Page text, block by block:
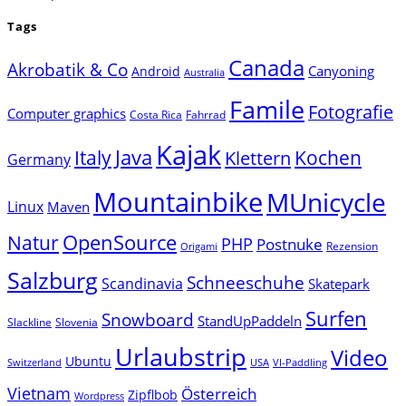
Tags
Akrobatik & Co Android Australia Canada Canyoning
Computer graphics Costa Rica Fahrrad Famile Fotografie
Germany Italy Java Kajak Klettern Kochen
Linux Maven MountainbikeMUnicycle
NaturOpenSource Origami PHP Postnuke Rezension
SalzburgScandinavia Schneeschuhe Skatepark
Slackline Slovenia Snowboard StandUpPaddeln Surfen
Switzerland Ubuntu Urlaubstrip USA VI-Paddling Video
Vietnam Wordpress Zipflbob Österreich